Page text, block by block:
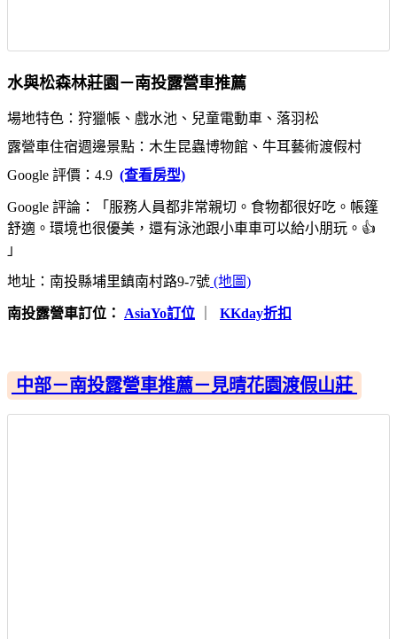
水與松森林莊園－南投露營車推薦
場地特色：狩獵帳、戲水池、兒童電動車、落羽松
露營車住宿週邊景點：木生昆蟲博物館、牛耳藝術渡假村
Google 評價：4.9 (查看房型)
Google 評論：「服務人員都非常親切。食物都很好吃。帳篷
舒適。環境也很優美，還有泳池跟小車車可以給小朋玩。👍
」
地址：南投縣埔里鎮南村路9-7號 (地圖)
南投露營車訂位： AsiaYo訂位 KKday折扣
中部－南投露營車推薦－見晴花園渡假山莊